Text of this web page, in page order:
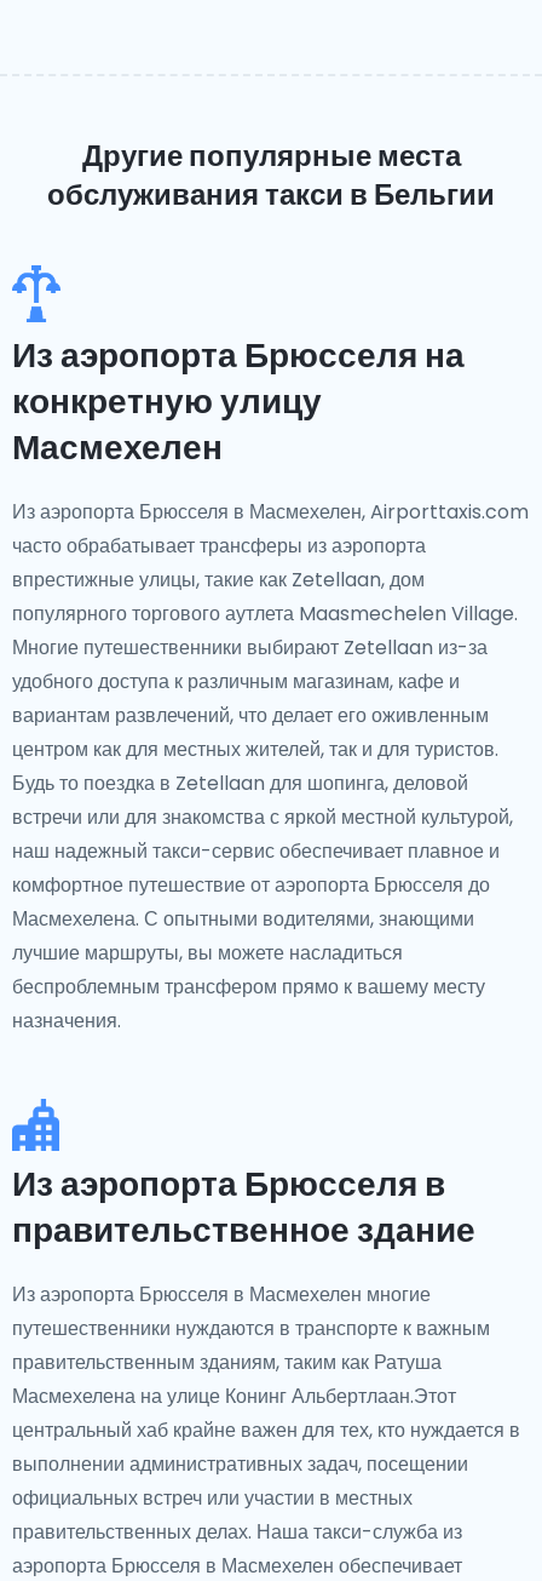
Другие популярные места
обслуживания такси в Бельгии
Из аэропорта Брюсселя на
конкретную улицу
Масмехелен
Из аэропорта Брюсселя в Масмехелен, Airporttaxis.com
часто обрабатывает трансферы из аэропорта
впрестижные улицы, такие как Zetellaan, дом
популярного торгового аутлета Maasmechelen Village.
Многие путешественники выбирают Zetellaan из-за
удобного доступа к различным магазинам, кафе и
вариантам развлечений, что делает его оживленным
центром как для местных жителей, так и для туристов.
Будь то поездка в Zetellaan для шопинга, деловой
встречи или для знакомства с яркой местной культурой,
наш надежный такси-сервис обеспечивает плавное и
комфортное путешествие от аэропорта Брюсселя до
Масмехелена. С опытными водителями, знающими
лучшие маршруты, вы можете насладиться
беспроблемным трансфером прямо к вашему месту
назначения.
Из аэропорта Брюсселя в
правительственное здание
Из аэропорта Брюсселя в Масмехелен многие
путешественники нуждаются в транспорте к важным
правительственным зданиям, таким как Ратуша
Масмехелена на улице Конинг Альбертлаан.Этот
центральный хаб крайне важен для тех, кто нуждается в
выполнении административных задач, посещении
официальных встреч или участии в местных
правительственных делах. Наша такси-служба из
аэропорта Брюсселя в Масмехелен обеспечивает